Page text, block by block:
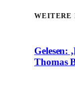
WEITERE
Gelesen:
Thomas